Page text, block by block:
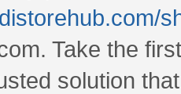
Take the
solution